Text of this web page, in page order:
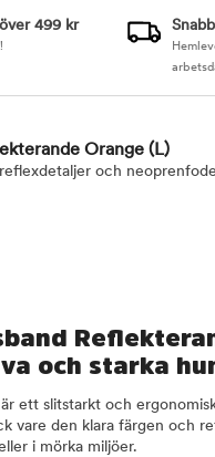
499 kr
Orange (L)
och
och starka
ett slitstarkt och
vare den klara färgen och
i mörka miljöer.